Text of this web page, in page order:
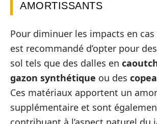
AMORTISSANTS
Pour diminuer les impacts en
est recommandé d’opter pour
sol tels que des dalles en
gazon synthétique ou des
Ces matériaux apportent un
supplémentaire et sont